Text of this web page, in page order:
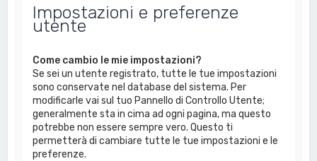
Impostazioni e preferenze
utente
Come cambio le mie impostazioni?
Se sei un utente registrato, tutte le tue impostazioni
sono conservate nel database del sistema. Per
modificarle vai sul tuo Pannello di Controllo Utente;
generalmente sta in cima ad ogni pagina, ma questo
potrebbe non essere sempre vero. Questo ti
permetterà di cambiare tutte le tue impostazioni e le
preferenze.